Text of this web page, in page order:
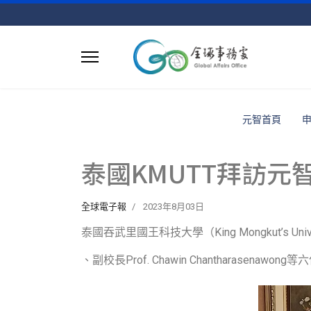
元智首頁
泰國KMUTT拜訪元
全球電子報 2023年8月03日
泰國吞武里國王科技大學（King Mongkut’s
、副校長Prof. Chawin Chantharasenawong